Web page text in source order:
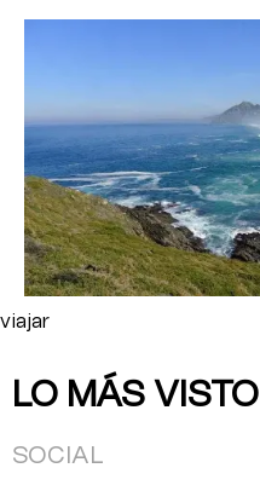
viajar
LO MÁS VISTO
SOCIAL